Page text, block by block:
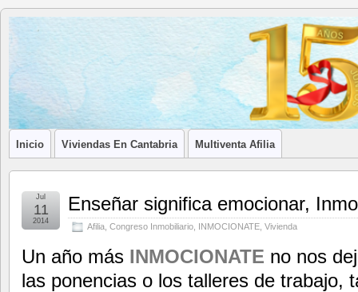
Blog de
Afilia
Inmobiliarias
LA ASOCIACIÓN DE LOS PROFESIONALES INMOBILIARIOS
Inicio Viviendas En Cantabria Multiventa Afilia
Enseñar significa emocionar,
Afilia Congreso Inmobiliario INMOCIONATE Vivienda
Jul
11
2014
Un año más INMOCIONATE no nos
las ponencias o los talleres de trabajo,